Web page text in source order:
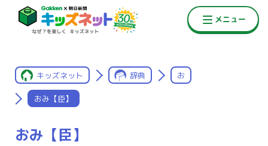
キッズネット 辞典 お
おみ【臣】
おみ【臣】